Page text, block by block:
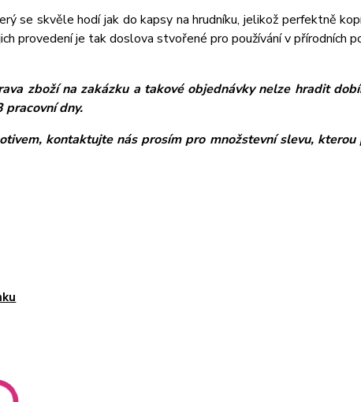
se skvěle hodí jak do kapsy na hrudníku, jelikož perfektně
provedení je tak doslova stvořené pro používání v přírodních
zboží na zakázku a takové objednávky nelze hradit
pracovní dny.
kontaktujte nás prosím pro množstevní slevu,